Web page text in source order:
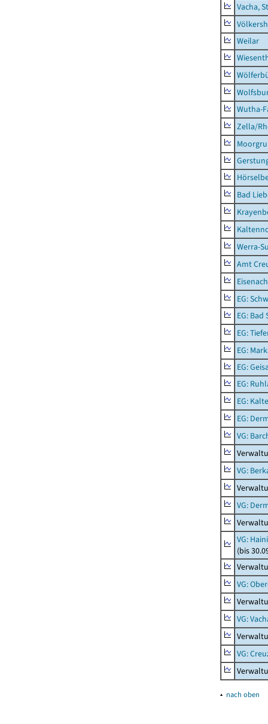
Vacha,
Weilar
Wutha-
Zella/
Bad
Werra-
Amt
EG:
EG:
EG:
EG:
EG:
EG:
EG:
EG:
VG:
VG:
VG:
VG:
(bis
VG:
VG:
VG:
▴ nach oben